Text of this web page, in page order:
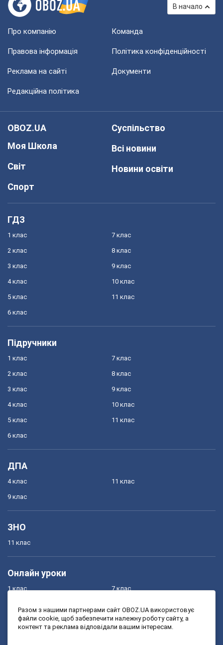
В начало
Про компанію Команда
Правова інформація Політика конфіденційності
Реклама на сайті Документи
Редакційна політика
OBOZ.UA
Моя Школа
Світ
Спорт
Суспільство
Всі новини
Новини освіти
ГДЗ
1 клас
2 клас
3 клас
4 клас
5 клас
6 клас
7 клас
8 клас
9 клас
10 клас
11 клас
Підручники
1 клас
2 клас
3 клас
4 клас
5 клас
6 клас
7 клас
8 клас
9 клас
10 клас
11 клас
ДПА
4 клас
9 клас
11 клас
ЗНО
11 клас
Онлайн уроки
1 клас
3 клас
7 клас
9 клас
Разом з нашими партнерами сайт OBOZ.UA використовує
файли cookie, щоб забезпечити належну роботу сайту, а
контент та реклама відповідали вашим інтересам.